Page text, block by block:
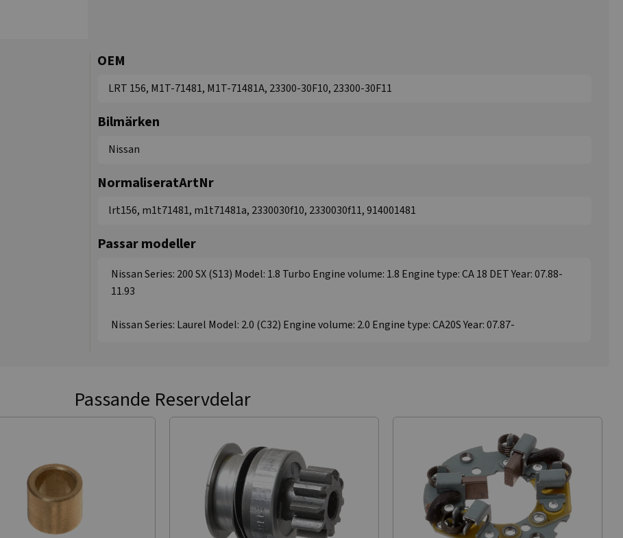
OEM
LRT 156, M1T-71481, M1T-71481A, 23300-30F10, 23300-30F11
Bilmärken
Nissan
NormaliseratArtNr
lrt156, m1t71481, m1t71481a, 2330030f10, 2330030f11, 914001481
Passar modeller
Nissan Series: 200 SX (S13) Model: 1.8 Turbo Engine volume: 1.8 Engine type: CA 18 DET Year: 07.88-
11.93
Nissan Series: Laurel Model: 2.0 (C32) Engine volume: 2.0 Engine type: CA20S Year: 07.87-
Passande Reservdelar